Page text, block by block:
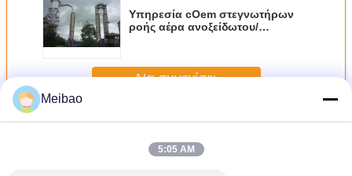
Υπηρεσία cOem στεγνωτήρων
ροής αέρα ανοξείδωτου/
Να συνεχίσει
ΠερισσότεροιΣτεγνωτήρας ροής αέρα
Meibao
5:05 AM